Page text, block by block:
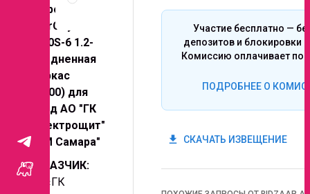
сварочной
SvarСity
ER70S-6 1.2-
омедненная
(каркас
BS300) для
нужд АО "ГК
"Электрощит"
- ТМ Самара"
ЗАКАЗЧИК:
АО «ГК
Участие бесплатно —
депозитов и блокировки
Комиссию оплачивает
ПОДРОБНЕЕ О
get_app СКАЧАТЬ ИЗВЕЩЕНИЕ